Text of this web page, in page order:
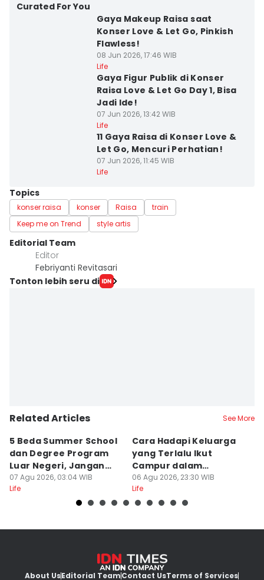
Curated For You
Gaya Makeup Raisa saat
Konser Love & Let Go, Pinkish
Flawless!
08 Jun 2026, 17:46 WIB
Life
Gaya Figur Publik di Konser
Raisa Love & Let Go Day 1, Bisa
Jadi Ide!
07 Jun 2026, 13:42 WIB
Life
11 Gaya Raisa di Konser Love &
Let Go, Mencuri Perhatian!
07 Jun 2026, 11:45 WIB
Life
Topics
konser raisa konser Raisa
train
Keep me on Trend
style artis
Editorial Team
Editor
Febriyanti Revitasari
Tonton lebih seru di
Related Articles See More
5 Beda Summer School
dan Degree Program
Luar Negeri, Jangan
Salah
07 Agu 2026, 03:04 WIB
Life
Cara Hadapi Keluarga
yang Terlalu Ikut
Campur dalam
Persiapan Nikah
06 Agu 2026, 23:30 WIB
Life
About UsEditorial TeamContact UsTerms of Services